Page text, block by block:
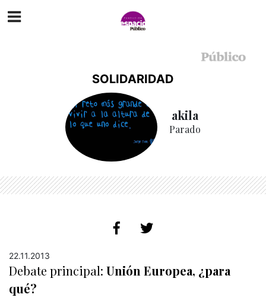
SOLIDARIDAD
akila
Parado
22.11.2013
Debate principal: Unión Europea, ¿para
qué?